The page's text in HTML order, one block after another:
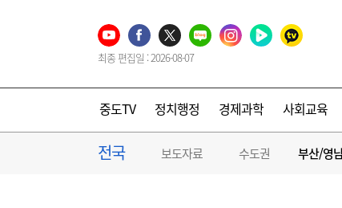
최종 편집일 : 2026-08-07
중도TV 정치행정 경제과학 사회교육
전국 보도자료 수도권 부산/영